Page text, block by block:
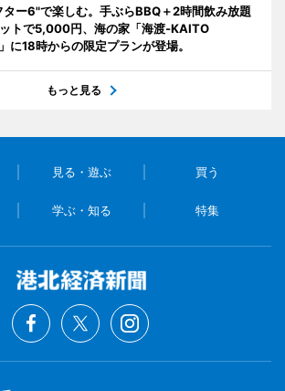
ー6"で楽しむ。手ぶらBBQ＋2時間飲み放題
トで5,000円、海の家「海渡-KAITO
18時からの限定プランが登場。
もっと見る
見る・遊ぶ 買う
学ぶ・知る 特集